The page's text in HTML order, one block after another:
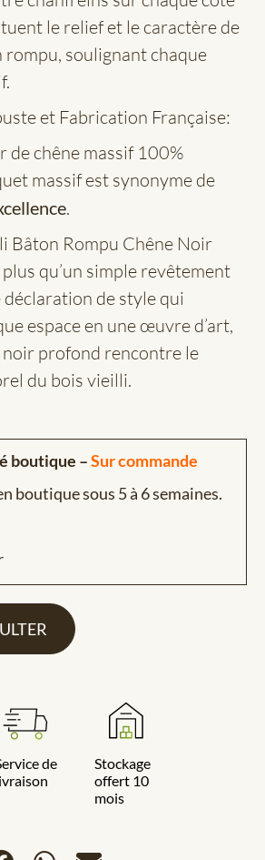
le relief et le caractère de
rompu, soulignant chaque
et Fabrication Française:
de chêne massif 100%
massif est synonyme de
.
Bâton Rompu Chêne Noir
qu’un simple revêtement
déclaration de style qui
espace en une œuvre d’art,
noir profond rencontre le
du bois vieilli.
boutique –Sur commande
boutique sous 5 à 6 semaines.
de
Stockage
offert 10
mois